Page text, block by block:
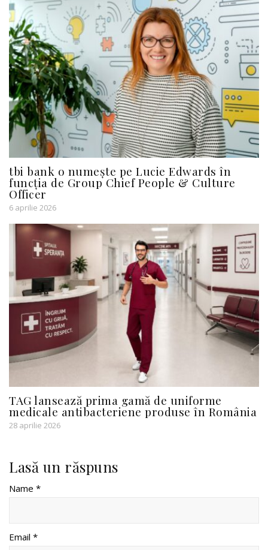
tbi bank o numește pe Lucie Edwards în
funcția de Group Chief People & Culture
Officer
6 aprilie 2026
TAG lansează prima gamă de uniforme
medicale antibacteriene produse în România
28 aprilie 2026
Lasă un răspuns
Name *
Email *